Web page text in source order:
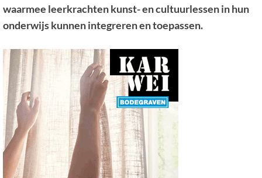
waarmee leerkrachten kunst- en cultuurlessen in hun
onderwijs kunnen integreren en toepassen.